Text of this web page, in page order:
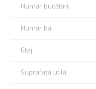
Număr bucătării
Număr băi
Etaj
Suprafață utilă